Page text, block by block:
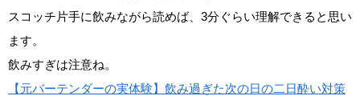
スコッチ片手に飲みながら読めば、3分ぐらい理解できると思い
ます。
飲みすぎは注意ね。
【元バーテンダーの実体験】飲み過ぎた次の日の二日酔い対策